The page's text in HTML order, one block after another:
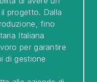
progetto. Dalla
fino
Italiana
per garantire
di gestione